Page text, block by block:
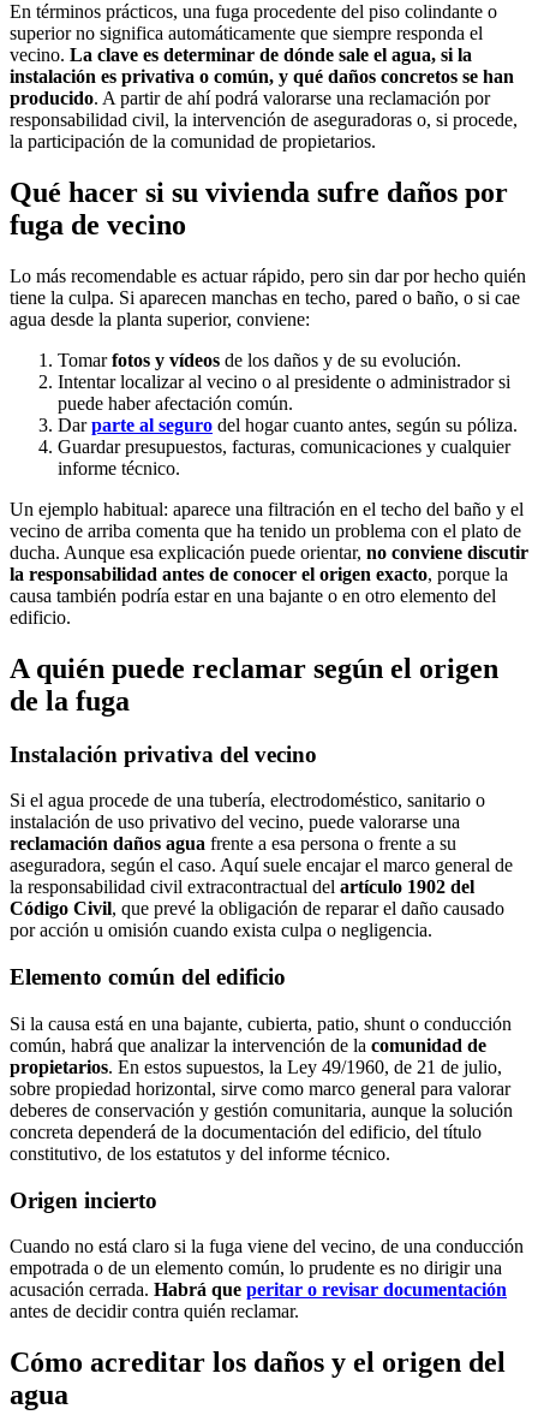
En términos prácticos, una fuga procedente del piso colindante o
superior no significa automáticamente que siempre responda el
vecino. La clave es determinar de dónde sale el agua, si la
instalación es privativa o común, y qué daños concretos se han
producido. A partir de ahí podrá valorarse una reclamación por
responsabilidad civil, la intervención de aseguradoras o, si procede,
la participación de la comunidad de propietarios.
Qué hacer si su vivienda sufre daños por
fuga de vecino
Lo más recomendable es actuar rápido, pero sin dar por hecho quién
tiene la culpa. Si aparecen manchas en techo, pared o baño, o si cae
agua desde la planta superior, conviene:
Tomarfotos y vídeos de los daños y de su evolución.
Intentar localizar al vecino o al presidente o administrador si
puede haber afectación común.
Darparte al seguro del hogar cuanto antes, según su póliza.
Guardar presupuestos, facturas, comunicaciones y cualquier
informe técnico.
Un ejemplo habitual: aparece una filtración en el techo del baño y el
vecino de arriba comenta que ha tenido un problema con el plato de
ducha. Aunque esa explicación puede orientar, no conviene discutir
la responsabilidad antes de conocer el origen exacto, porque la
causa también podría estar en una bajante o en otro elemento del
edificio.
A quién puede reclamar según el origen
de la fuga
Instalación privativa del vecino
Si el agua procede de una tubería, electrodoméstico, sanitario o
instalación de uso privativo del vecino, puede valorarse una
reclamación daños agua frente a esa persona o frente a su
aseguradora, según el caso. Aquí suele encajar el marco general de
la responsabilidad civil extracontractual del artículo 1902 del
Código Civil, que prevé la obligación de reparar el daño causado
por acción u omisión cuando exista culpa o negligencia.
Elemento común del edificio
Si la causa está en una bajante, cubierta, patio, shunt o conducción
común, habrá que analizar la intervención de la comunidad de
propietarios. En estos supuestos, la Ley 49/1960, de 21 de julio,
sobre propiedad horizontal, sirve como marco general para valorar
deberes de conservación y gestión comunitaria, aunque la solución
concreta dependerá de la documentación del edificio, del título
constitutivo, de los estatutos y del informe técnico.
Origen incierto
Cuando no está claro si la fuga viene del vecino, de una conducción
empotrada o de un elemento común, lo prudente es no dirigir una
acusación cerrada. Habrá que peritar o revisar documentación
antes de decidir contra quién reclamar.
Cómo acreditar los daños y el origen del
agua